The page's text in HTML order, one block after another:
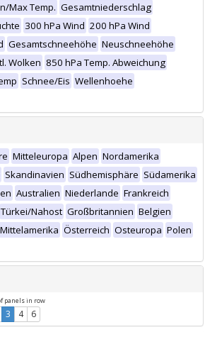
Max Temp. Gesamtniederschlag
300 hPa Wind 200 hPa Wind
Gesamtschneehöhe Neuschneehöhe
Wolken 850 hPa Temp. Abweichung
Schnee/Eis Wellenhoehe
Mitteleuropa Alpen Nordamerika
Skandinavien Südhemisphäre Südamerika
Australien Niederlande Frankreich
Türkei/Nahost Großbritannien Belgien
Mittelamerika Österreich Osteuropa Polen
panels in row
3 4 6